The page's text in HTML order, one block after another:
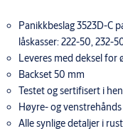
Panikkbeslag 3523D-C
låskasser: 222-50, 232-
Leveres med deksel
Backset 50 mm
Testet og sertifisert i
Høyre- og
Alle synlige detaljer i